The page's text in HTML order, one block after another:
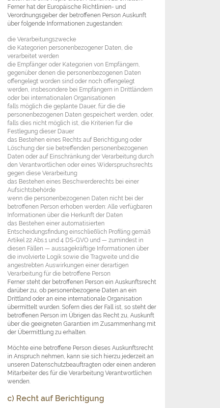
Ferner hat der Europäische Richtlinien- und
Verordnungsgeber der betroffenen Person Auskunft
über folgende Informationen zugestanden:
die Verarbeitungszwecke
die Kategorien personenbezogener Daten, die
verarbeitet werden
die Empfänger oder Kategorien von Empfängern,
gegenüber denen die personenbezogenen Daten
offengelegt worden sind oder noch offengelegt
werden, insbesondere bei Empfängern in Drittländern
oder bei internationalen Organisationen
falls möglich die geplante Dauer, für die die
personenbezogenen Daten gespeichert werden, oder,
falls dies nicht möglich ist, die Kriterien für die
Festlegung dieser Dauer
das Bestehen eines Rechts auf Berichtigung oder
Löschung der sie betreffenden personenbezogenen
Daten oder auf Einschränkung der Verarbeitung durch
den Verantwortlichen oder eines Widerspruchsrechts
gegen diese Verarbeitung
das Bestehen eines Beschwerderechts bei einer
Aufsichtsbehörde
wenn die personenbezogenen Daten nicht bei der
betroffenen Person erhoben werden: Alle verfügbaren
Informationen über die Herkunft der Daten
das Bestehen einer automatisierten
Entscheidungsfindung einschließlich Profiling gemäß
Artikel 22 Abs.1 und 4 DS-GVO und — zumindest in
diesen Fällen — aussagekräftige Informationen über
die involvierte Logik sowie die Tragweite und die
angestrebten Auswirkungen einer derartigen
Verarbeitung für die betroffene Person
Ferner steht der betroffenen Person ein Auskunftsrecht
darüber zu, ob personenbezogene Daten an ein
Drittland oder an eine internationale Organisation
übermittelt wurden. Sofern dies der Fall ist, so steht der
betroffenen Person im Übrigen das Recht zu, Auskunft
über die geeigneten Garantien im Zusammenhang mit
der Übermittlung zu erhalten.
Möchte eine betroffene Person dieses Auskunftsrecht
in Anspruch nehmen, kann sie sich hierzu jederzeit an
unseren Datenschutzbeauftragten oder einen anderen
Mitarbeiter des für die Verarbeitung Verantwortlichen
wenden.
c) Recht auf Berichtigung